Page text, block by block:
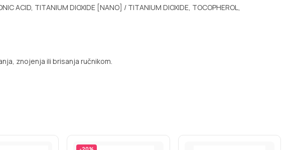
ACID, TITANIUM DIOXIDE [NANO] / TITANIUM DIOXIDE, TOCOPHEROL,
znojenja ili brisanja ručnikom.